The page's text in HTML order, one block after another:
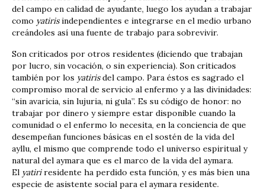
del campo en calidad de ayudante, luego los ayudan a trabajar
como yatirisindependientes e integrarse en el medio urbano
creándoles así una fuente de trabajo para sobrevivir.
Son criticados por otros residentes (diciendo que trabajan
por lucro, sin vocación, o sin experiencia). Son criticados
también por los yatirisdel campo. Para éstos es sagrado el
compromiso moral de servicio al enfermo y a las divinidades:
“sin avaricia, sin lujuria, ni gula”. Es su código de honor: no
trabajar por dinero y siempre estar disponible cuando la
comunidad o el enfermo lo necesita, en la conciencia de que
desempeñan funciones básicas en el sostén de la vida del
ayllu, el mismo que comprende todo el universo espiritual y
natural del aymara que es el marco de la vida del aymara.
El yatiriresidente ha perdido esta función, y es más bien una
especie de asistente social para el aymara residente.